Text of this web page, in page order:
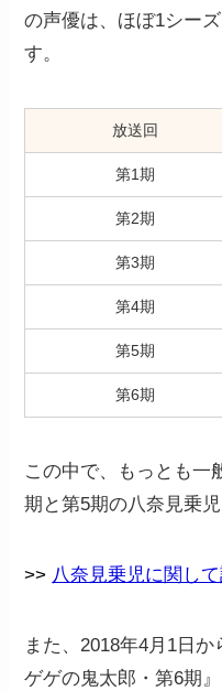
の声優は、ほぼ1シー
す。
放送回
第1期
第2期
第3期
第4期
第5期
第6期
この中で、もっとも一
期と第5期の八奈見乗
>> 八奈見乗児に関し
また、2018年4月1日
ゲゲの鬼太郎・第6期